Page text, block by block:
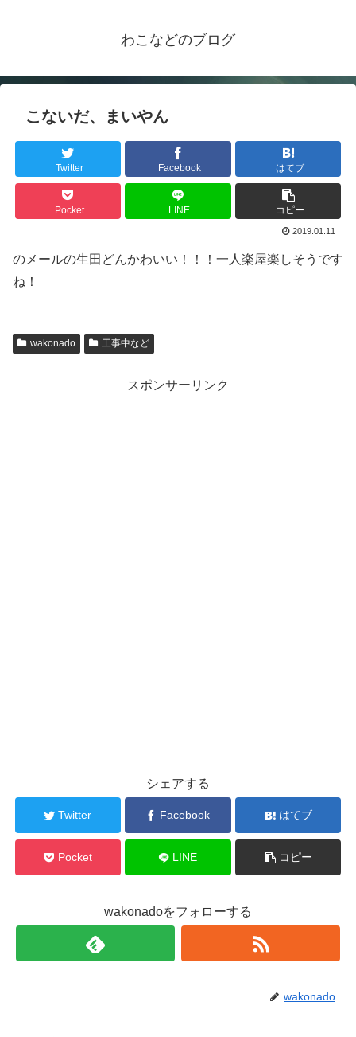
わこなどのブログ
こないだ、まいやん
Twitter Facebook はてブ
Pocket LINE コピー
2019.01.11
のメールの生田どんかわいい！！！一人楽屋楽しそうです
ね！
wakonado 工事中など
スポンサーリンク
シェアする
Twitter Facebook はてブ
Pocket LINE コピー
wakonadoをフォローする
wakonado